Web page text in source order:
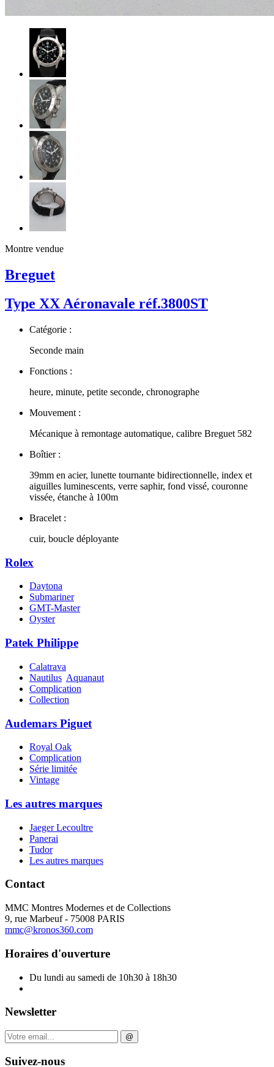
Montre vendue
Breguet
Type XX Aéronavale réf.3800ST
Catégorie :
Seconde main
Fonctions :
heure, minute, petite seconde, chronographe
Mouvement :
Mécanique à remontage automatique, calibre Breguet 582
Boîtier :
39mm en acier, lunette tournante bidirectionnelle, index et
aiguilles luminescents, verre saphir, fond vissé, couronne
vissée, étanche à 100m
Bracelet :
cuir, boucle déployante
Rolex
Daytona
Submariner
GMT-Master
Oyster
Patek Philippe
Calatrava
Nautilus Aquanaut
Complication
Collection
Audemars Piguet
Royal Oak
Complication
Série limitée
Vintage
Les autres marques
Jaeger Lecoultre
Panerai
Tudor
Les autres marques
Contact
MMC Montres Modernes et de Collections
9, rue Marbeuf - 75008 PARIS
mmc@kronos360.com
Horaires d'ouverture
Du lundi au samedi de 10h30 à 18h30
Newsletter
@
Suivez-nous